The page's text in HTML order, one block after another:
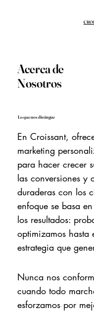
Acerca de
Nosotros
Lo que nos distingue
En Croissant,
marketing
para hacer crecer
las conversiones y
duraderas con los
enfoque se basa
los resultados:
optimizamos hasta
estrategia que
Nunca nos
cuando todo
esforzamos por